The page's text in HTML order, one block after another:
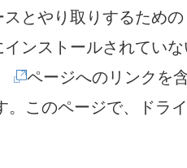
とやり取りするため
ンストールされてい
(
新
ページへのリンクを
。このページで、ドラ